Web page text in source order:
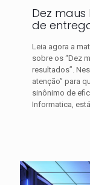
Dez
de
Leia agora a
sobre os “Dez
resultados”.
atenção” para
sinônimo de
Informatica, está